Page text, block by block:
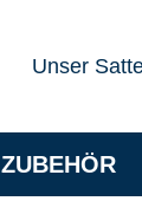
Unser
ZUBEHÖR